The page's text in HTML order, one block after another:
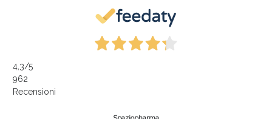
4,3/5
962
Recensioni